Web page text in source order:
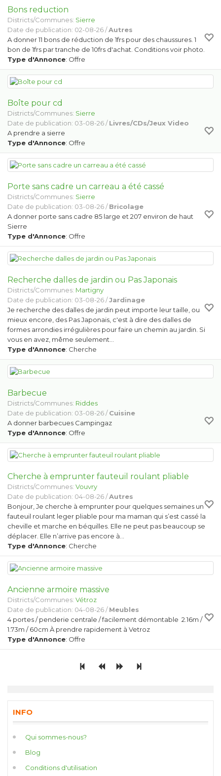
Bons reduction
Districts/Communes: Sierre
Date de publication: 02-08-26 /Autres
A donner 11 bons de réduction de 1frs pour des chaussures. 1
bon de 1frs par tranche de 10frs d'achat. Conditions voir photo.
Type d'Annonce: Offre
Boîte pour cd
Districts/Communes: Sierre
Date de publication: 03-08-26 /Livres/CDs/Jeux Video
A prendre a sierre
Type d'Annonce: Offre
Porte sans cadre un carreau a été cassé
Districts/Communes: Sierre
Date de publication: 03-08-26 /Bricolage
A donner porte sans cadre 85 large et 207 environ de haut
Sierre
Type d'Annonce: Offre
Recherche dalles de jardin ou Pas Japonais
Districts/Communes: Martigny
Date de publication: 03-08-26 /Jardinage
Je recherche des dalles de jardin peut importe leur taille, ou
mieux encore, des Pas Japonais, c'est à dire des dalles de
formes arrondies irrégulières pour faire un chemin au jardin. Si
vous en avez, même seulement…
Type d'Annonce: Cherche
Barbecue
Districts/Communes: Riddes
Date de publication: 03-08-26 /Cuisine
A donner barbecues Campingaz
Type d'Annonce: Offre
Cherche à emprunter fauteuil roulant pliable
Districts/Communes: Vouvry
Date de publication: 04-08-26 /Autres
Bonjour, Je cherche à emprunter pour quelques semaines un
fauteuil roulant leger pliable pour ma maman qui s’est cassé la
cheville et marche en béquilles. Elle ne peut pas beaucoup se
déplacer. Elle n’arrive pas encore à…
Type d'Annonce: Cherche
Ancienne armoire massive
Districts/Communes: Vétroz
Date de publication: 04-08-26 /Meubles
4 portes / penderie centrale / facilement démontable 2.16m /
1.73m / 60cm À prendre rapidement à Vetroz
Type d'Annonce: Offre
INFO
Qui sommes-nous?
Blog
Conditions d'utilisation